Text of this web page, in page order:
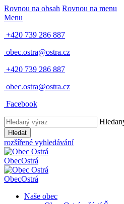
Rovnou na obsah Rovnou na menu
Menu
+420 739 286 887
obec.ostra@ostra.cz
+420 739 286 887
obec.ostra@ostra.cz
Facebook
Hledat
rozšířené vyhledávání
ObecOstrá
ObecOstrá
Naše obec